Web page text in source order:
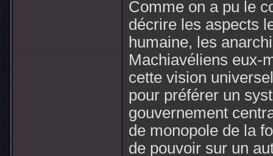
Comme on a pu le
décrire les aspects
humaine, les
Machiavéliens eux-
cette vision
pour préférer un
gouvernement
de monopole de la
de pouvoir sur un